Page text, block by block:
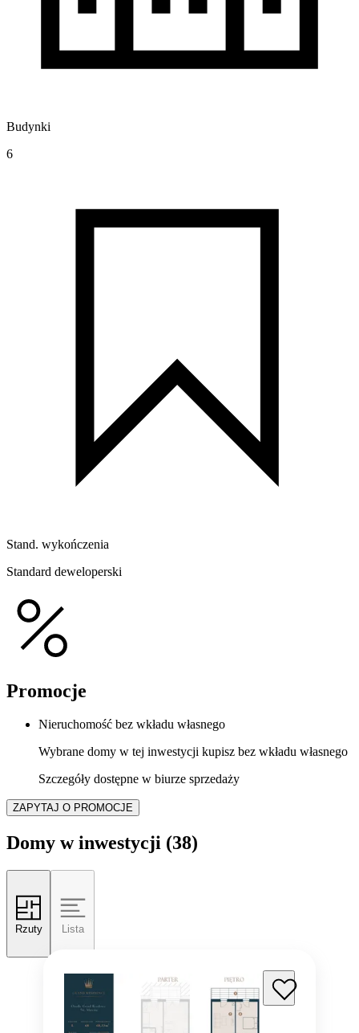
Budynki
6
Stand. wykończenia
Standard deweloperski
Promocje
Nieruchomość bez wkładu własnego
Wybrane domy w tej inwestycji kupisz bez wkładu własnego
Szczegóły dostępne w biurze sprzedaży
ZAPYTAJ O PROMOCJE
Domy w inwestycji (38)
Rzuty Lista